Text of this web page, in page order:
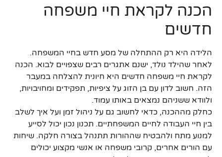
הכנה לקראת חיי משפחה
חדשים
הלידה היא רק ההתחלה של מסע חדש בחיי המשפחה.
לאחר שהילד נולד, ישנם אתגרים רבים שצפויים לבוא. הכנה
לקראת חיי משפחה חדשים היא חיונית להצלחה במעבר
הזה. חשוב לדון עם בן הזוג על ציפיות, תפקידים ומחויבויות,
ולוודא ששניהם נמצאים באותו עמוד.
כחלק מההכנה, כדאי לחשוב גם על ניהול זמן ועל איך לשלב
בין חיי העבודה לחיים המשפחתיים. תכנון נכון יכול לסייע
למנוע מתח ולהבטיח שההורות תתנהל בצורה חלקה. שיחות
עם הורים אחרים, קרובי משפחה או אנשי מקצוע יכולים